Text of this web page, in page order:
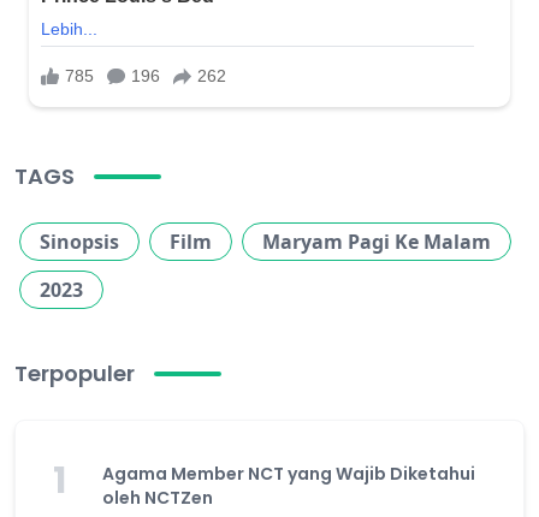
TAGS
Sinopsis Film
Maryam Pagi Ke Malam
2023
Terpopuler
1
Agama Member NCT yang Wajib Diketahui
oleh NCTZen